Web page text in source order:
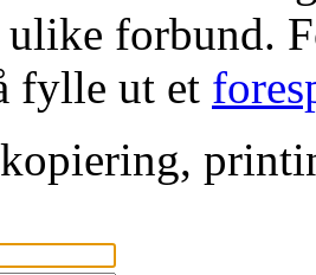
forbund.
fylle ut et
kopiering,